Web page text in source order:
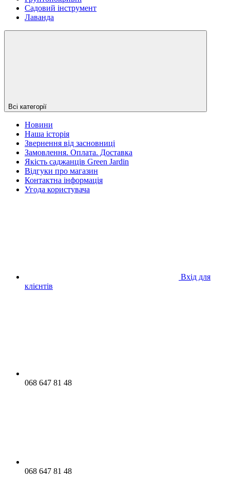
Садовий інструмент
Лаванда
Всі категорії
Новини
Наша історія
Звернення від засновниці
Замовлення. Оплата. Доставка
Якість саджанців Green Jardin
Відгуки про магазин
Контактна інформація
Угода користувача
Вхід для
клієнтів
068 647 81 48
068 647 81 48